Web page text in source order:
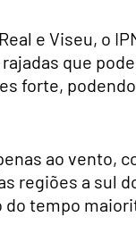
e Viseu, o
que
forte,
ao vento,
regiões a sul
tempo